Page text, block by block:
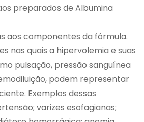
preparados de Albumina
aos componentes da fórmula.
nas quais a hipervolemia e suas
pulsação, pressão sanguínea
podem representar
Exemplos dessas
varizes esofagianas;